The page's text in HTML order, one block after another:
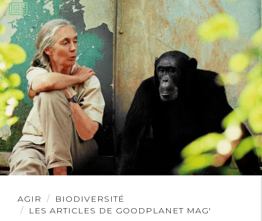
AGIR
BIODIVERSITÉ
LES ARTICLES DE GOODPLANET MAG'
Lire
l'article